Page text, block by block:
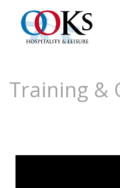
Training &